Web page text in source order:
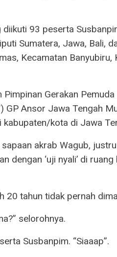
93 peserta
Sumatera, Jawa, Bali,
Kecamatan Banyubiru,
Gerakan
GP Ansor Jawa Tengah
kota di Jawa
akrab Wagub,
dengan ‘uji nyali’ di ruang
20 tahun tidak pernah
selorohnya.
Susbanpim. “Siaaap”.